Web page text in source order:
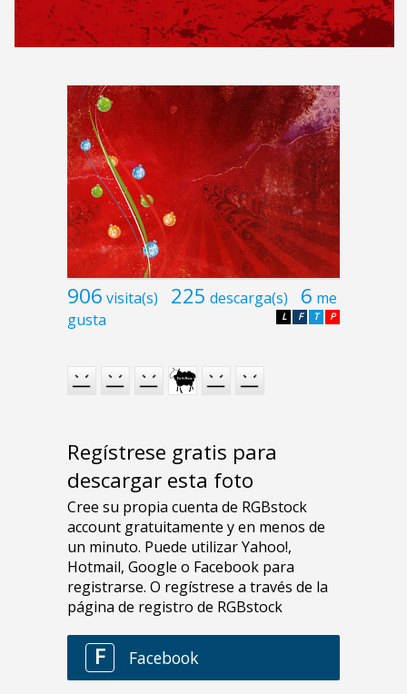
906 visita(s) 225 descarga(s) 6 me
gusta
P
T
F
L
Regístrese gratis para
descargar esta foto